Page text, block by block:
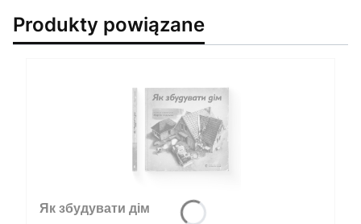
Produkty powiązane
Як збудувати дім